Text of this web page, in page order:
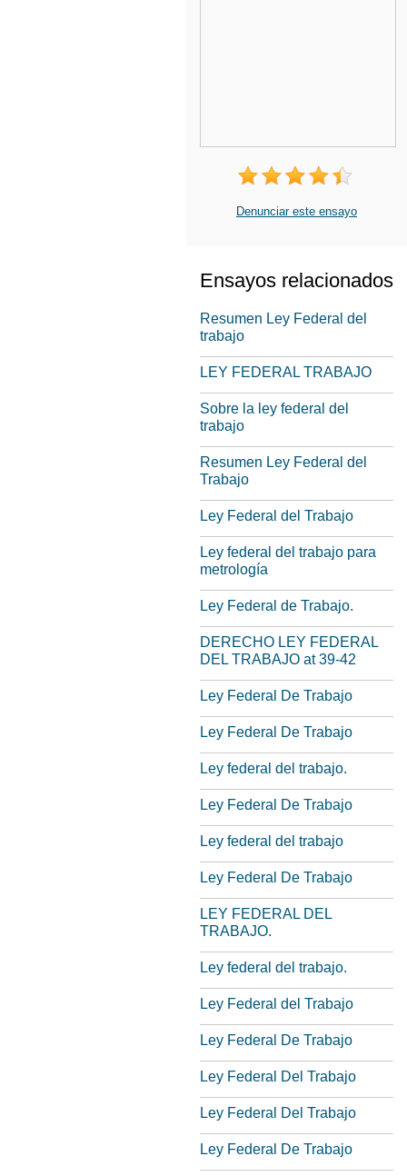
Denunciar este ensayo
Ensayos relacionados
Resumen Ley Federal del
trabajo
LEY FEDERAL TRABAJO
Sobre la ley federal del
trabajo
Resumen Ley Federal del
Trabajo
Ley Federal del Trabajo
Ley federal del trabajo para
metrología
Ley Federal de Trabajo.
DERECHO LEY FEDERAL
DEL TRABAJO at 39-42
Ley Federal De Trabajo
Ley Federal De Trabajo
Ley federal del trabajo.
Ley Federal De Trabajo
Ley federal del trabajo
Ley Federal De Trabajo
LEY FEDERAL DEL
TRABAJO.
Ley federal del trabajo.
Ley Federal del Trabajo
Ley Federal De Trabajo
Ley Federal Del Trabajo
Ley Federal Del Trabajo
Ley Federal De Trabajo